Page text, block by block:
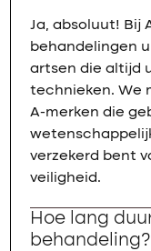
Ja, absoluut! Bij
behandelingen
artsen die altijd
technieken. We
A-merken die
verzekerd bent
veiligheid.
Hoe lang
behandeling?